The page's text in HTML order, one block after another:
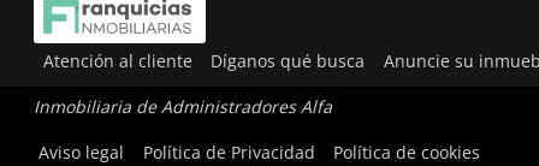
Atención al cliente Díganos qué busca Anuncie su
Inmobiliaria de Administradores Alfa
Aviso legal
Política de Privacidad Política de cookies